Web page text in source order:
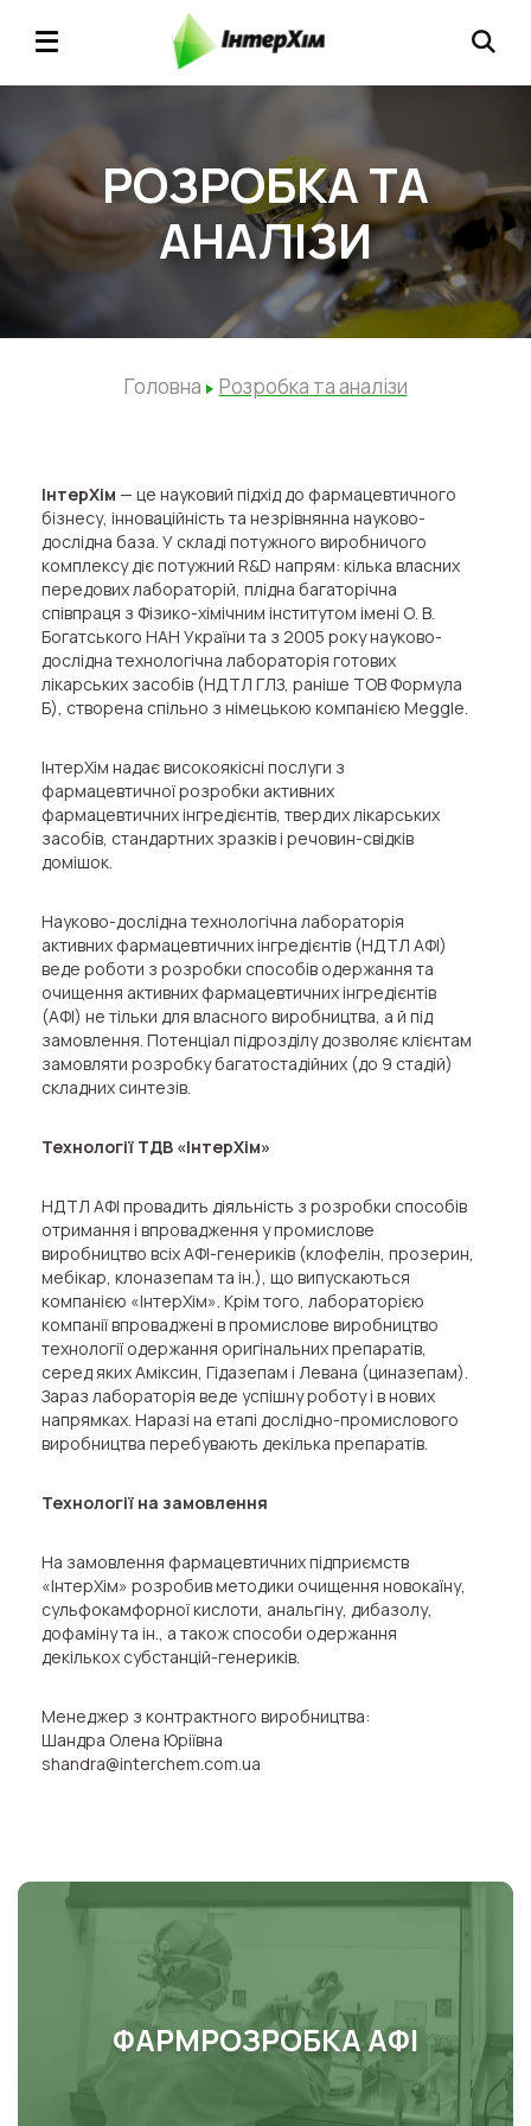
РОЗРОБКА ТА
АНАЛІЗИ
Головна Розробка та аналізи
ІнтерХім — це науковий підхід до фармацевтичного
бізнесу, інноваційність та незрівнянна науково-
дослідна база. У складі потужного виробничого
комплексу діє потужний R&D напрям: кілька власних
передових лабораторій, плідна багаторічна
співпраця з Фізико-хімічним інститутом імені О. В.
Богатського НАН України та з 2005 року науково-
дослідна технологічна лабораторія готових
лікарських засобів (НДТЛ ГЛЗ, раніше ТОВФормула
Б), створена спільно з німецькою компанією Meggle.
ІнтерХім надає високоякісні послуги з
фармацевтичної розробки активних
фармацевтичних інгредієнтів, твердих лікарських
засобів, стандартних зразків і речовин-свідків
домішок.
Науково-дослідна технологічна лабораторія
активних фармацевтичних інгредієнтів (НДТЛ АФІ)
веде роботи з розробки способів одержання та
очищення активних фармацевтичних інгредієнтів
(АФІ) не тільки для власного виробництва, а й під
замовлення. Потенціал підрозділу дозволяє клієнтам
замовляти розробку багатостадійних (до 9 стадій)
складних синтезів.
Технології ТДВ «ІнтерХім»
НДТЛ АФІ провадить діяльність з розробки способів
отримання і впровадження у промислове
виробництво всіх АФІ-генериків (клофелін, прозерин,
мебікар, клоназепам та ін.), що випускаються
компанією «ІнтерХім». Крім того, лабораторією
компанії впроваджені в промислове виробництво
технології одержання оригінальних препаратів,
серед яких Аміксин, Гідазепам і Левана (циназепам).
Зараз лабораторія веде успішну роботу і в нових
напрямках. Наразі на етапі дослідно-промислового
виробництва перебувають декілька препаратів.
Технології на замовлення
На замовлення фармацевтичних підприємств
«ІнтерХім» розробив методики очищення новокаїну,
сульфокамфорної кислоти, анальгіну, дибазолу,
дофаміну та ін., а також способи одержання
декількох субстанцій-генериків.
Менеджер з контрактного виробництва:
Шандра Олена Юріївна
shandra@interchem.com.ua
ФАРМРОЗРОБКА АФІ